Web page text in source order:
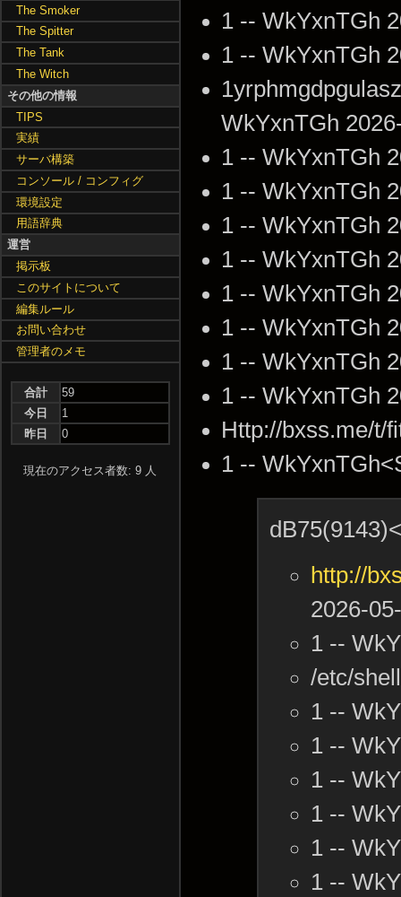
1 -- WkYxnTGh
1 -- WkYxnTGh
WkYxnTGh
1 -- WkYxnTGh
1 -- WkYxnTGh
1 -- WkYxnTGh
1 -- WkYxnTGh
1 -- WkYxnTGh
1 -- WkYxnTGh
1 -- WkYxnTGh
1 -- WkYxnTGh
Http://bxss.me/t/
1 --
http://
2026-
1 --
/etc/
1 --
1 --
1 --
1 --
1 --
1 --
The Smoker
The Spitter
The Tank
The Witch
その他の情報
TIPS
実績
サーバ構築
コンソール / コンフィグ
環境設定
用語辞典
運営
掲示板
このサイトについて
編集ルール
お問い合わせ
管理者のメモ
合計
59
今日
1
昨日
0
現在のアクセス者数: 9 人